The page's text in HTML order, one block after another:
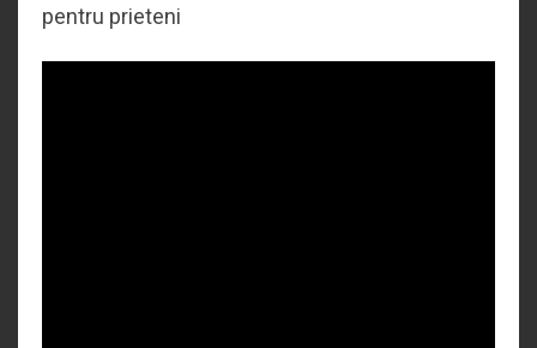
pentru prieteni